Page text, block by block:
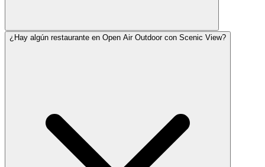
¿Hay algún restaurante en Open Air Outdoor con Scenic View?